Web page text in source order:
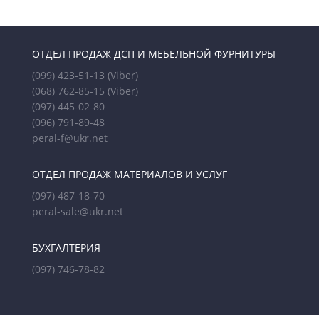
ОТДЕЛ ПРОДАЖ ДСП И МЕБЕЛЬНОЙ ФУРНИТУРЫ
(099) 423-51-13 (Viber)
(068) 762-85-15 (Viber)
(097) 445-02-80
(096) 791-89-48
peral-f@ukr.net
ОТДЕЛ ПРОДАЖ МАТЕРИАЛОВ И УСЛУГ
(097) 487-18-70
peral-sale@ukr.net
БУХГАЛТЕРИЯ
(097) 746-78-82